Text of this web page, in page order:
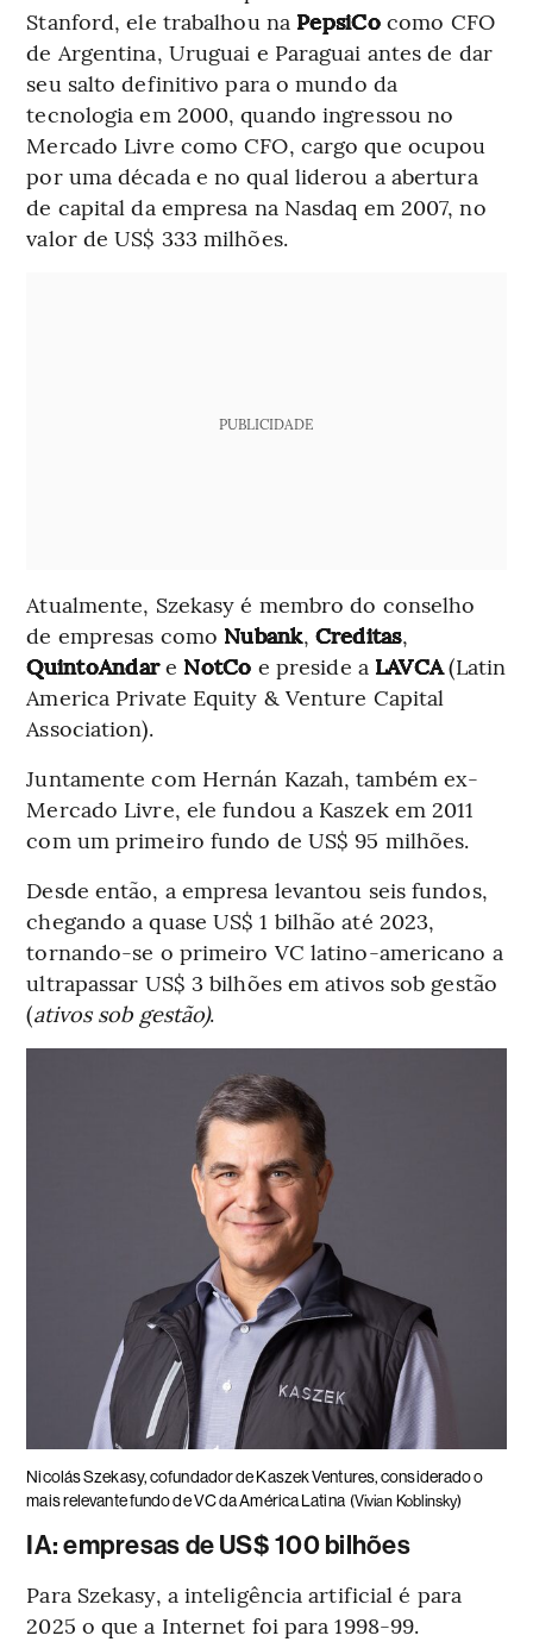
Stanford, ele trabalhou na PepsiCocomo CFO
de Argentina, Uruguai e Paraguai antes de dar
seu salto definitivo para o mundo da
tecnologia em 2000, quando ingressou no
Mercado Livre como CFO, cargo que ocupou
por uma década e no qual liderou a abertura
de capital da empresa na Nasdaq em 2007, no
valor de US$ 333 milhões.
PUBLICIDADE
Atualmente, Szekasy é membro do conselho
de empresas como Nubank, Creditas,
QuintoAndare NotCo e preside a LAVCA(Latin
America Private Equity & Venture Capital
Association).
Juntamente com Hernán Kazah, também ex-
Mercado Livre, ele fundou a Kaszek em 2011
com um primeiro fundo de US$ 95 milhões.
Desde então, a empresa levantou seis fundos,
chegando a quase US$ 1 bilhão até 2023,
tornando-se o primeiro VC latino-americano a
ultrapassar US$ 3 bilhões em ativos sob gestão
(ativos sob gestão).
Nicolás Szekasy, cofundador de Kaszek Ventures, considerado o
mais relevante fundo de VC da América Latina (Vivian Koblinsky)
IA: empresas de US$ 100 bilhões
Para Szekasy, a inteligência artificial é para
2025 o que a Internet foi para 1998-99.